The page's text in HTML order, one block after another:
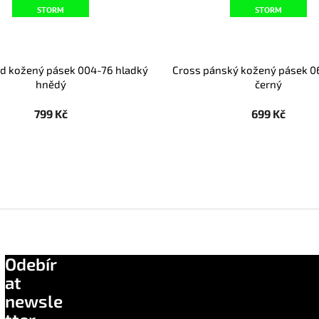
STORM
kožený pásek 004-76 hladký
hnědý
799 Kč
STORM
Cross pánský kožený pásek
černý
699 Kč
Odebír
at
newsle